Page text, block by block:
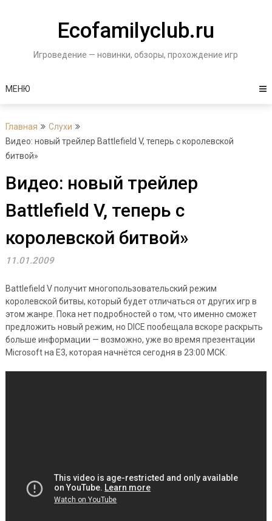
Ecofamilyclub.ru
Игроведение — новинки, обзоры, прохождение игр
МЕНЮ
Главная
Слухи
Видео: новый трейлер Battlefield V, теперь с королевской
битвой»
Видео: новый трейлер
Battlefield V, теперь с
королевской битвой»
11.01.2009
Battlefield V получит многопользовательский режим
королевской битвы, который будет отличаться от других игр в
этом жанре. Пока нет подробностей о том, что именно сможет
предложить новый режим, но DICE пообещала вскоре раскрыть
больше информации — возможно, уже во время презентации
Microsoft на E3, которая начнётся сегодня в 23:00 МСК.